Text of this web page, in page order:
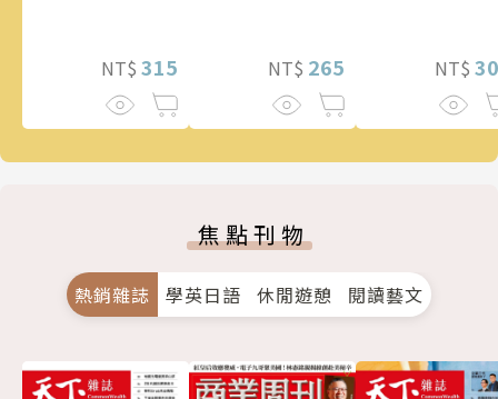
NT$ 315 NT$ 265 NT$
焦點刊物
熱銷雜誌 學英日語 休閒遊憩 閱讀藝文